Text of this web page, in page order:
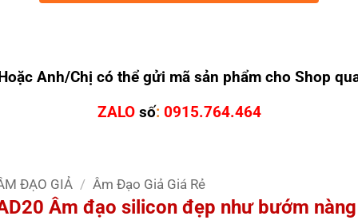
Anh/Chị có thể gửi mã sản phẩm cho Shop
ZALO số: 0915.764.464
ĐẠO GIẢ / Âm Đạo Giả Giá Rẻ
Âm đạo silicon đẹp như bướm nàng